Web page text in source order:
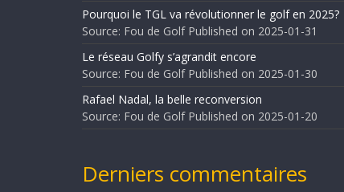
Pourquoi le TGL va révolutionner le golf en 2025?
Source: Fou de Golf Published on 2025-01-31
Le réseau Golfy s’agrandit encore
Source: Fou de Golf Published on 2025-01-30
Rafael Nadal, la belle reconversion
Source: Fou de Golf Published on 2025-01-20
Derniers commentaires